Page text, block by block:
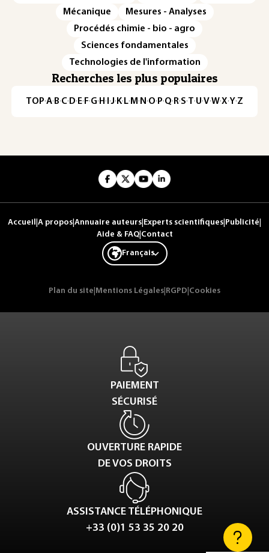
Mécanique
Mesures - Analyses
Procédés chimie - bio - agro
Sciences fondamentales
Technologies de l'information
Recherches les plus populaires
TOP·A·B·C· D· E· F·G· H · ·J· K· L· M · N ·O· P·Q· R·S·T·U·V·W·X·Y·Z
Accueil A propos Annuaire auteurs Experts scientifiques Publicité
Aide & FAQ| Contact
Français
Plan du site Mentions Légales RGPD Cookies
PAIEMENT
SÉCURISÉ
OUVERTURE RAPIDE
DE VOS DROITS
ASSISTANCE TÉLÉPHONIQUE
+33 (0)1 53 35 20 20